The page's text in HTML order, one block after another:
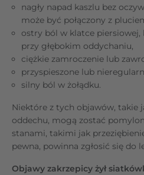
nagły napad kaszlu bez
może być połączony z
ostry ból w klatce piersiowej,
przy głębokim oddychaniu,
ciężkie zamroczenie lub
przyspieszone lub
silny ból w żołądku.
Niektóre z tych objawów, takie
oddechu, mogą zostać
stanami, takimi jak
pewna, powinna zgłosić się do
Objawy zakrzepicy żył